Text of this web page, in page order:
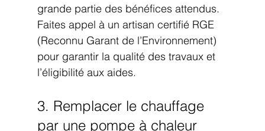
grande partie des bénéfices attendus.
Faites appel à un artisan certifié RGE
(Reconnu Garant de l’Environnement)
pour garantir la qualité des travaux et
l’éligibilité aux aides.
3. Remplacer le chauffage
par une pompe à chaleur